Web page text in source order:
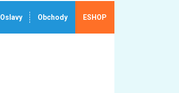
Oslavy Obchody ESHOP